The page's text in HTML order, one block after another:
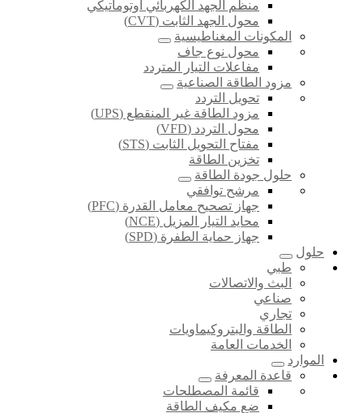
منظم الجهد الكهربائي أوتوماتيكي
محول الجهد الثابت (CVT)
المكونات المغناطيسية
محول نوع جاف
مفاعلات التيار المتردد
مزود الطاقة الصناعية
تحويل التردد
مزود الطاقة غير المنقطع (UPS)
محول التردد (VFD)
مفتاح التحويل الثابت (STS)
تخزين الطاقة
حلول جودة الطاقة
مرشح توافقي
جهاز تصحيح معامل القدرة (PFC)
محايد التيار المزيل (NCE)
جهاز حماية الطفرة (SPD)
حلول
طبي
البث والاتصالات
صناعي
تجاري
الطاقة والبتروكيماويات
الخدمات العامة
الموارد
قاعدة المعرفة
قائمة المصطلحات
ضع مكيف الطاقة